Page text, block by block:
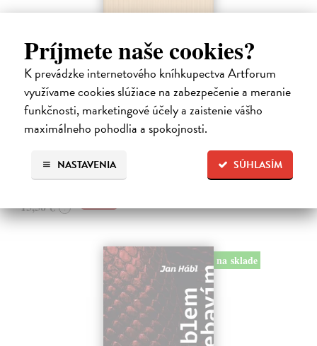
Príjmete naše cookies?
K prevádzke internetového kníhkupectva Artforum
využívame cookies slúžiace na zabezpečenie a meranie
funkčnosti, marketingové účely a zaistenie vášho
maximálneho pohodlia a spokojnosti.
SÚHLASÍM
NASTAVENIA
Pomalost
Kundera Milan
| Kniha
Pomalost, chronologicky první ze čtyř románů Milana Kundery
napsaných francouzsky, vychází v českém překladu Anny
Kareninové. Vydávání Kunderových románů v českém jazyce se
Na sklade
14,73 €
15,50 € ?
na sklade